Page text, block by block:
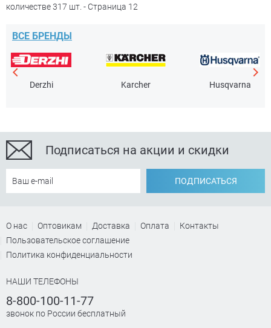
количестве 317 шт. - Страница 12
ВСЕ БРЕНДЫ
Derzhi Karcher Husqvarna
Подписаться на акции и скидки
ПОДПИСАТЬСЯ
О нас Оптовикам Доставка Оплата
Контакты
Пользовательское соглашение
Политика конфиденциальности
НАШИ ТЕЛЕФОНЫ
8-800-100-11-77
звонок по России бесплатный